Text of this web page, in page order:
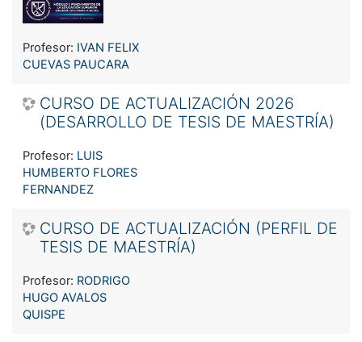
Profesor: IVAN FELIX
CUEVAS PAUCARA
CURSO DE ACTUALIZACIÓN 2026
(DESARROLLO DE TESIS DE MAESTRÍA)
Profesor: LUIS
HUMBERTO FLORES
FERNANDEZ
CURSO DE ACTUALIZACIÓN (PERFIL DE
TESIS DE MAESTRÍA)
Profesor: RODRIGO
HUGO AVALOS
QUISPE